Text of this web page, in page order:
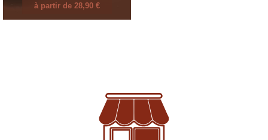
à partir de 28,90 €